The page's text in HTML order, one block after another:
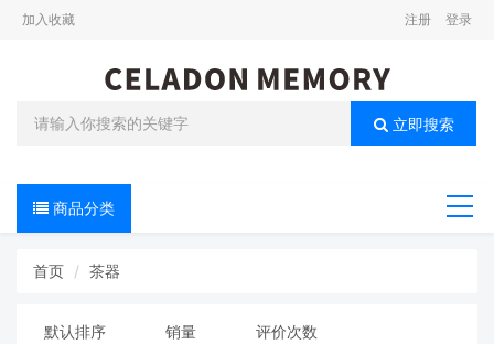
加入收藏 注册 登录
立即搜索
商品分类
首页 茶器
默认排序 销量 评价次数